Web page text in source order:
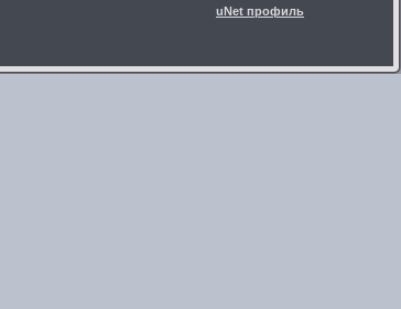
uNet профиль